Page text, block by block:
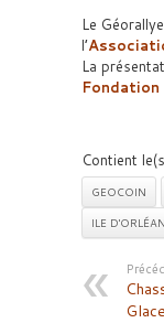
Le
l’
La
Contient
GEOCOIN
ILE